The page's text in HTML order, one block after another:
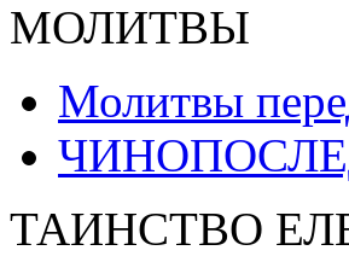
МОЛИТВЫ
Молитвы
ТАИНСТВО